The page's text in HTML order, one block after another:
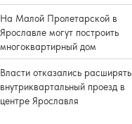
На Малой Пролетарской в
Ярославле могут построить
многоквартирный дом
Власти отказались расширять
внутриквартальный проезд в
центре Ярославля